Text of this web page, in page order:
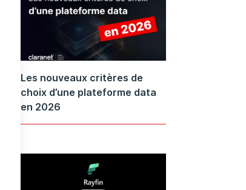
Les nouveaux critères de
choix d’une plateforme data
en 2026